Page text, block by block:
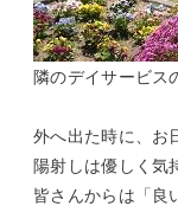
隣のデイサービス
外へ出た時に、お
陽射しは優しく気
皆さんからは「良